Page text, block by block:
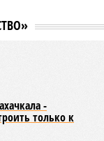
-
только к